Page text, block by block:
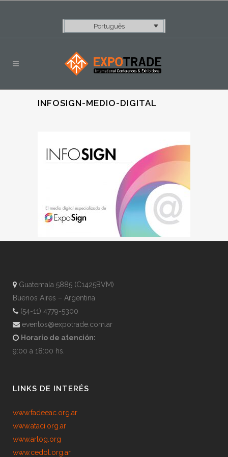
Português
INFOSIGN-MEDIO-DIGITAL
Guatemala 5885 (C1425BVM)
Buenos Aires – Argentina
(54-11) 4779-5300
eventos@expotrade.com.ar
Horario de atención:
9:00 a 18:00 hs.
LINKS DE INTERÉS
www.fadeeac.org.ar
www.ataci.org.ar
www.arlog.org
www.cedol.org.ar